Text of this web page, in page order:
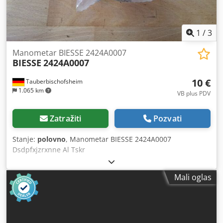
1 /3
Tauberbischofsheim
1.065 km
Manometar BIESSE 2424A0007
BIESSE 2424A0007
10 €
VB plus PDV
Zatražiti Pozvati
Stanje: polovno, Manometar BIESSE 2424A0007
Dsdpfxjzrxnne Al Tskr
Mali oglas